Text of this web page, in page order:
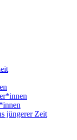
jüngerer Zeit